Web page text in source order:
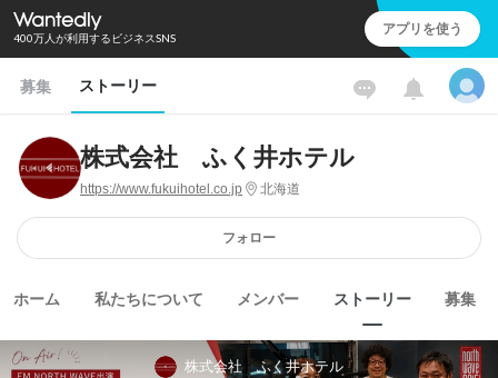
400万人が利用するビジネスSNS アプリを使う
募集 ストーリー
株式会社 ふく井ホテル
https://www.fukuihotel.co.jp 北海道
フォロー
ホーム 私たちについて メンバー ストーリー 募集
株式会社 ふく井ホテル